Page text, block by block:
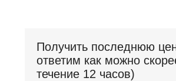
Получить последнюю
ответим как можно
течение 12 часов)